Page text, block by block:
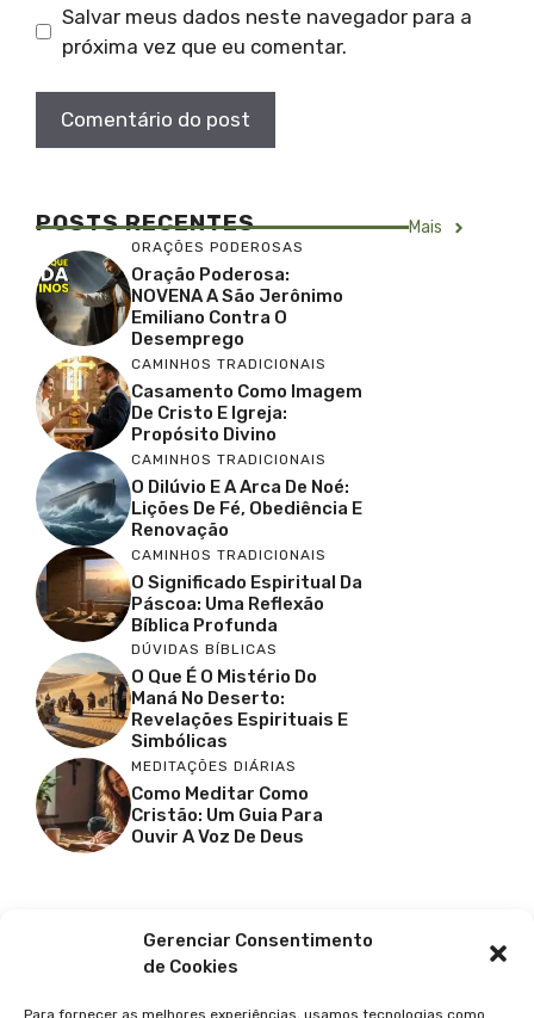
Gerenciar Consentimento
de Cookies
Para fornecer as melhores experiências, usamos tecnologias como
Salvar meus dados neste navegador para a
próxima vez que eu comentar.
POSTS RECENTES Mais
ORAÇÕES PODEROSAS
Oração Poderosa:
NOVENA A São Jerônimo
Emiliano Contra O
Desemprego
CAMINHOS TRADICIONAIS
Casamento Como Imagem
De Cristo E Igreja:
Propósito Divino
CAMINHOS TRADICIONAIS
O Dilúvio E A Arca De Noé:
Lições De Fé, Obediência E
Renovação
CAMINHOS TRADICIONAIS
O Significado Espiritual Da
Páscoa: Uma Reflexão
Bíblica Profunda
DÚVIDAS BÍBLICAS
O Que É O Mistério Do
Maná No Deserto:
Revelações Espirituais E
Simbólicas
MEDITAÇÕES DIÁRIAS
Como Meditar Como
Cristão: Um Guia Para
Ouvir A Voz De Deus
Facebook
Youtube
Pinterest